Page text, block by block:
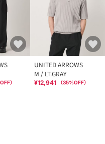
）
UNITED ARROWS
M / LT.GRAY
¥12,941 （35%OFF）